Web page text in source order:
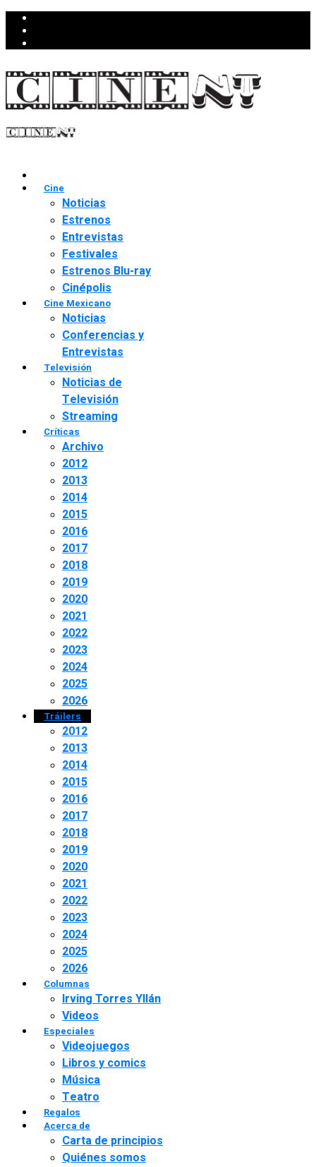
Cine
Noticias
Estrenos
Entrevistas
Festivales
Estrenos Blu-ray
Cinépolis
Cine Mexicano
Noticias
Conferencias y
Entrevistas
Televisión
Noticias de
Televisión
Streaming
Críticas
Archivo
2012
2013
2014
2015
2016
2017
2018
2019
2020
2021
2022
2023
2024
2025
2026
Tráilers
2012
2013
2014
2015
2016
2017
2018
2019
2020
2021
2022
2023
2024
2025
2026
Columnas
Irving Torres Yllán
Videos
Especiales
Videojuegos
Libros y comics
Música
Teatro
Regalos
Acerca de
Carta de principios
Quiénes somos